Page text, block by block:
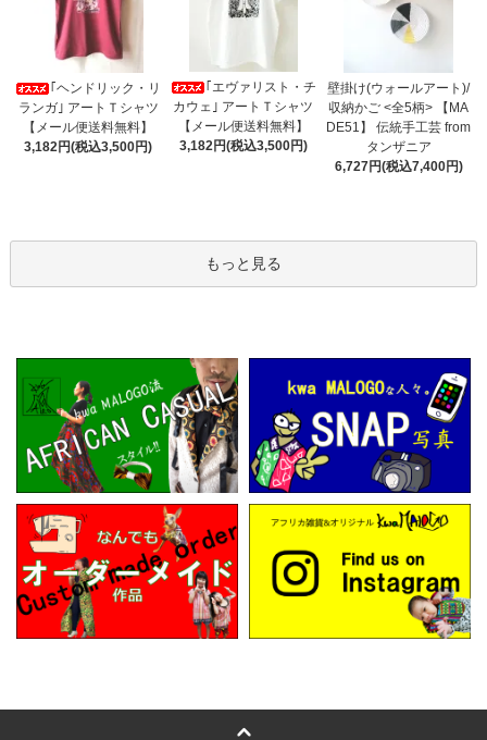
｢ヘンドリック・リ
ランガ｣ アートＴシャツ
【メール便送料無料】
3,182円(税込3,500円)
｢エヴァリスト・チ
カウェ｣ アートＴシャツ
【メール便送料無料】
3,182円(税込3,500円)
壁掛け(ウォールアート)/
収納かご <全5柄> 【MA
DE51】 伝統手工芸 from
タンザニア
6,727円(税込7,400円)
もっと見る